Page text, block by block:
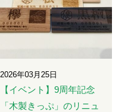
2026年03月25日
【イベント】9周年記念
「木製きっぷ」のリニュ